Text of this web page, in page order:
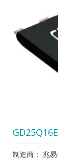
制造商： 兆